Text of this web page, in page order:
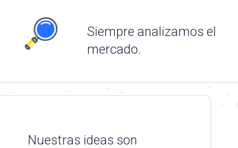
Siempre analizamos el
mercado.
Nuestras ideas son